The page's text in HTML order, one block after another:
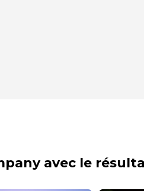
avec le